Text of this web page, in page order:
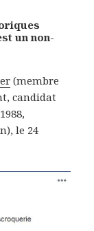
un non-
(membre
candidat
le 24